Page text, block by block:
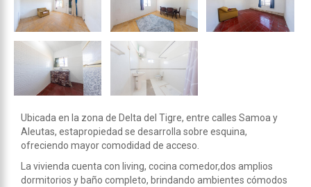
Ubicada en la zona de Delta del Tigre, entre calles Samoa y
Aleutas, estapropiedad se desarrolla sobre esquina,
ofreciendo mayor comodidad de acceso.
La vivienda cuenta con living, cocina comedor,dos amplios
dormitorios y baño completo, brindando ambientes cómodos